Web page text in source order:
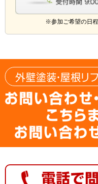
※参加ご希望の日程